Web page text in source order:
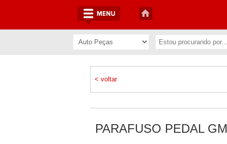
< voltar
PARAFUSO PEDAL GM